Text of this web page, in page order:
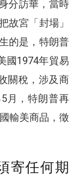
分訪華，當時
故宮「封場」
的是，特朗普
國1974年貿易
關稅，涉及商
月，特朗普再
輸美商品，徵
寄任何期